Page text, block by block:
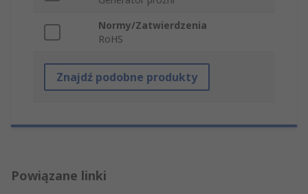
Normy/Zatwierdzenia
RoHS
Znajdź podobne produkty
Powiązane linki